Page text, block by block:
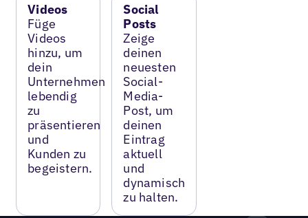
Videos
Füge
Videos
hinzu, um
dein
Unternehmen
lebendig
zu
präsentieren
und
Kunden zu
begeistern.
Social
Posts
Zeige
deinen
neuesten
Social-
Media-
Post, um
deinen
Eintrag
aktuell
und
dynamisch
zu halten.